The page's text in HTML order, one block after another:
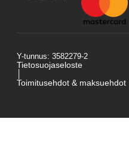
Y-tunnus: 3582279-2
Tietosuojaseloste
Toimitusehdot & maksuehdot